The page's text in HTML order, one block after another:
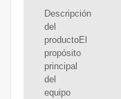
Descripción
del
productoEl
propósito
principal
del
equipo